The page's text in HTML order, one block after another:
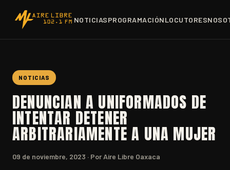
NOTICIASPROGRAMACIÓNLOCUTORES
NOTICIAS
DENUNCIAN A UNIFORMADOS DE
INTENTAR DETENER
ARBITRARIAMENTE A UNA MUJER
09 de noviembre, 2023 · Por Aire Libre Oaxaca